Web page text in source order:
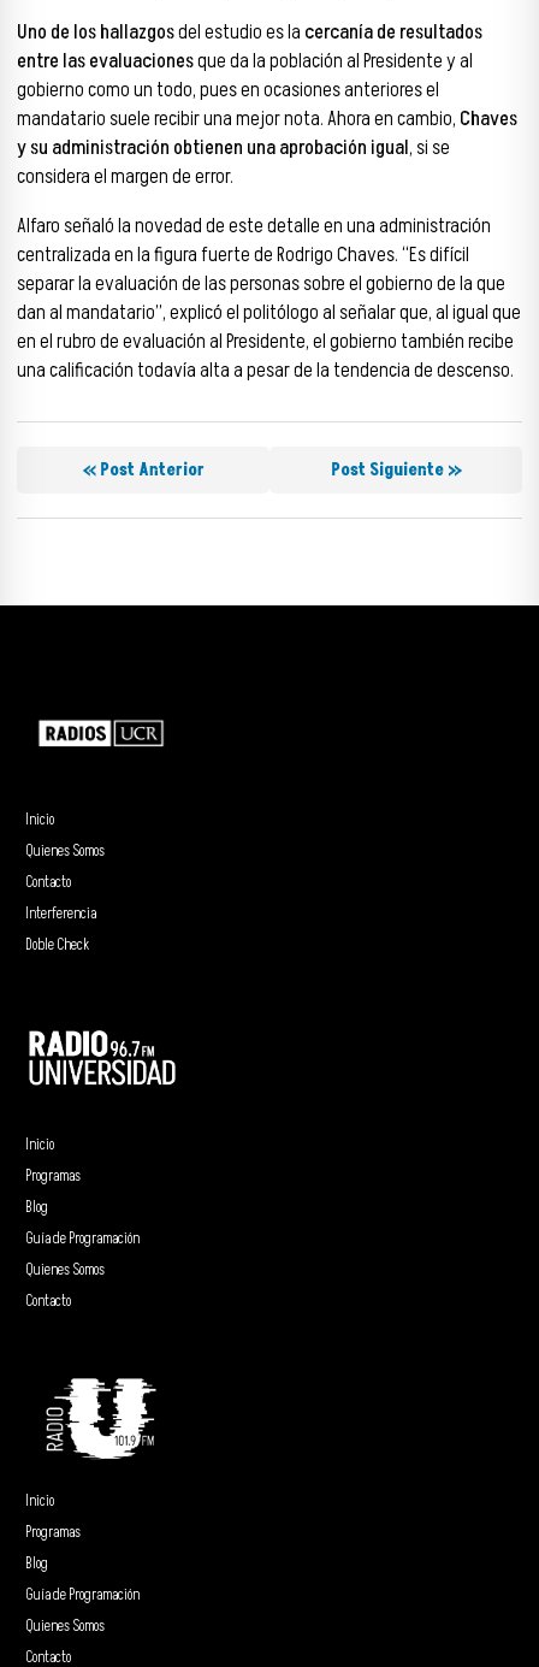
Uno de los hallazgosdel estudio es la cercanía de resultados
entre las evaluacionesque da la población al Presidente y al
gobierno como un todo, pues en ocasiones anteriores el
mandatario suele recibir una mejor nota. Ahora en cambio, Chaves
y su administración obtienen una aprobación igual, si se
considera el margen de error.
Alfaro señaló la novedad de este detalle en una administración
centralizada en la figura fuerte de Rodrigo Chaves. “Es difícil
separar la evaluación de las personas sobre el gobierno de la que
dan al mandatario”, explicó el politólogo al señalar que, al igual que
en el rubro de evaluación al Presidente, el gobierno también recibe
una calificación todavía alta a pesar de la tendencia de descenso.
« Post Anterior Post Siguiente »
Inicio
Quienes Somos
Contacto
Interferencia
Doble Check
Inicio
Programas
Blog
Guía de Programación
Quienes Somos
Contacto
Inicio
Programas
Blog
Guía de Programación
Quienes Somos
Contacto